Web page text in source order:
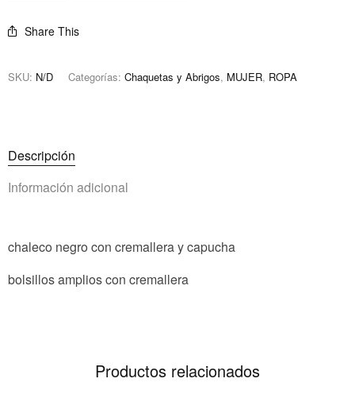
Share This
SKU: N/D Categorías: Chaquetas y Abrigos, MUJER, ROPA
Descripción
Información adicional
chaleco negro con cremallera y capucha
bolsillos amplios con cremallera
Productos relacionados